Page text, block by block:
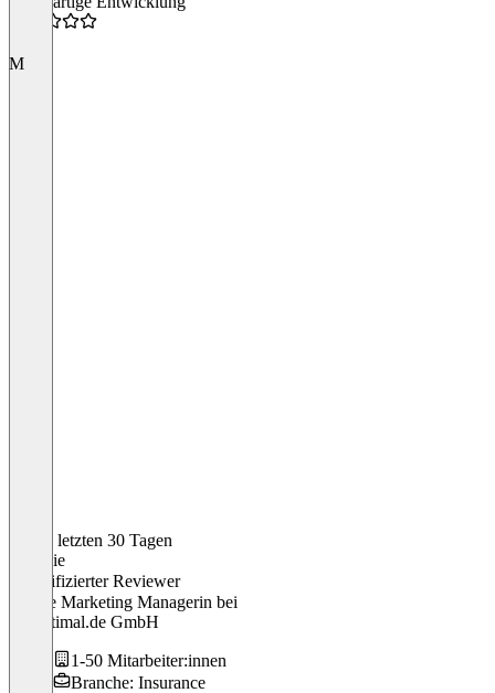
M
In den letzten 30 Tagen
Melanie
Verifizierter Reviewer
Online Marketing Managerin bei
KVoptimal.de GmbH
1-50 Mitarbeiter:innen
Branche: Insurance